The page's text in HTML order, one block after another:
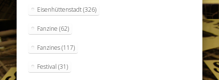
Eisenhüttenstadt(326)
Fanzine (62)
Fanzines(117)
Festival (31)